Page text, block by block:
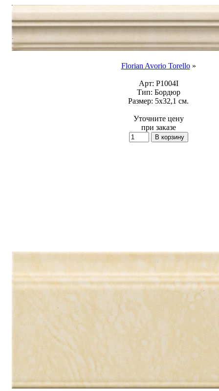
Florian Avorio Torello»
Арт: P1004I
Тип: Бордюр
Размер: 5x32,1 см.
Уточните цену
при заказе